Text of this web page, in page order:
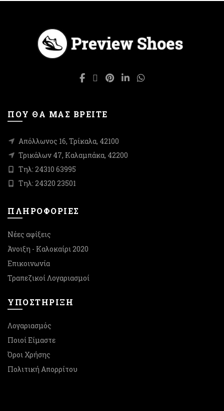
επιλογές
μπορούν
να
επιλεγούν
μπορούν
να
ΠΟΥ ΘΑ ΜΑΣ ΒΡΕΙΤΕ
Απόλλωνος 16, Τρίκαλα, 42100
Τρικάλων 47, Καλαμπάκα, 42200
Τηλ: 24310 63995
Τηλ: 24320 23501
ΠΛΗΡΟΦΟΡΙΕΣ
Νέες αφίξεις
Άνοιξη - Καλοκαίρι 2020
Επικοινωνία
Τραπεζικοί Λογαριασμοί
ΥΠΟΣΤΉΡΙΞΗ
Λογαριασμός
Ποιοί Είμαστε
Όροι Χρήσης
Πολιτική Απορρίτου